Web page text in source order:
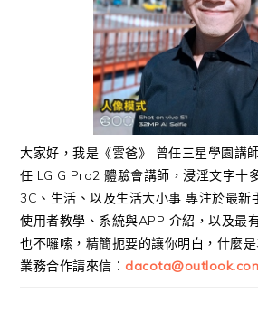
大家好，我是《雲爸》 曾任三星學園講
任 LG G Pro2 體驗會講師，浸淫文字十
3C、生活、以及生活大小事 專注於最新
使用者教學、系統與APP 介紹，以及最
也不囉嗦，精簡扼要的讓你明白，什麼是
業務合作請來信：